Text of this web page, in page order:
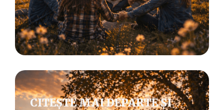
CITEȘTE MAI DEPARTE ȘI